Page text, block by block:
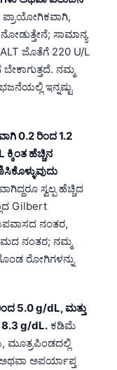
ಪ್ರಾಯೋಗಿಕವಾಗಿ,
ಸಾಮಾನ್ಯ
ಜೊತೆಗೆ 220 U/L
ನಮ್ಮ
ಇನ್ನಷ್ಟು
0.2 ರಿಂದ 1.2
ಹೆಚ್ಚಿನ
ಸ್ವಲ್ಪ ಹೆಚ್ಚಿದ
Gilbert
ನಂತರ,
ನಂತರ; ನಮ್ಮ
ರೋಗಿಗಳನ್ನು
5.0 g/dL, ಮತ್ತು
8.3 g/dL. ಕಡಿಮೆ
ಮೂತ್ರಪಿಂಡದಲ್ಲಿ
ಅಪರ್ಯಾಪ್ತ